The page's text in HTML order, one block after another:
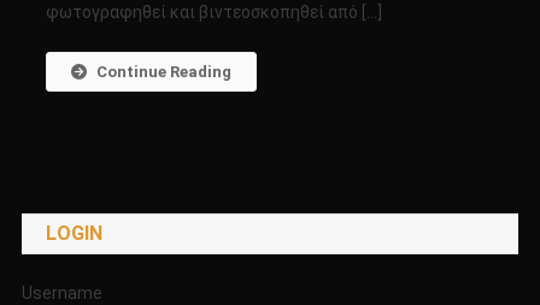
φωτογραφηθεί και βιντεοσκοπηθεί από […]
Continue Reading
LOGIN
Username